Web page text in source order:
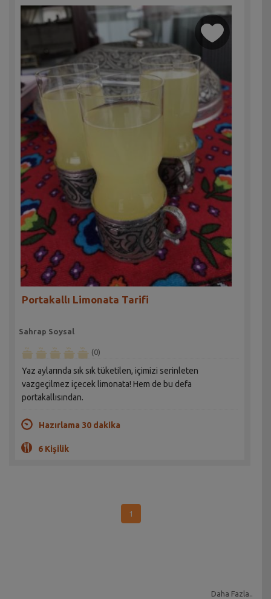
Portakallı Limonata Tarifi
Sahrap Soysal
(0)
Yaz aylarında sık sık tüketilen, içimizi serinleten
vazgeçilmez içecek limonata! Hem de bu defa
portakallısından.
Hazırlama 30 dakika
6 Kişilik
1
Daha Fazla..